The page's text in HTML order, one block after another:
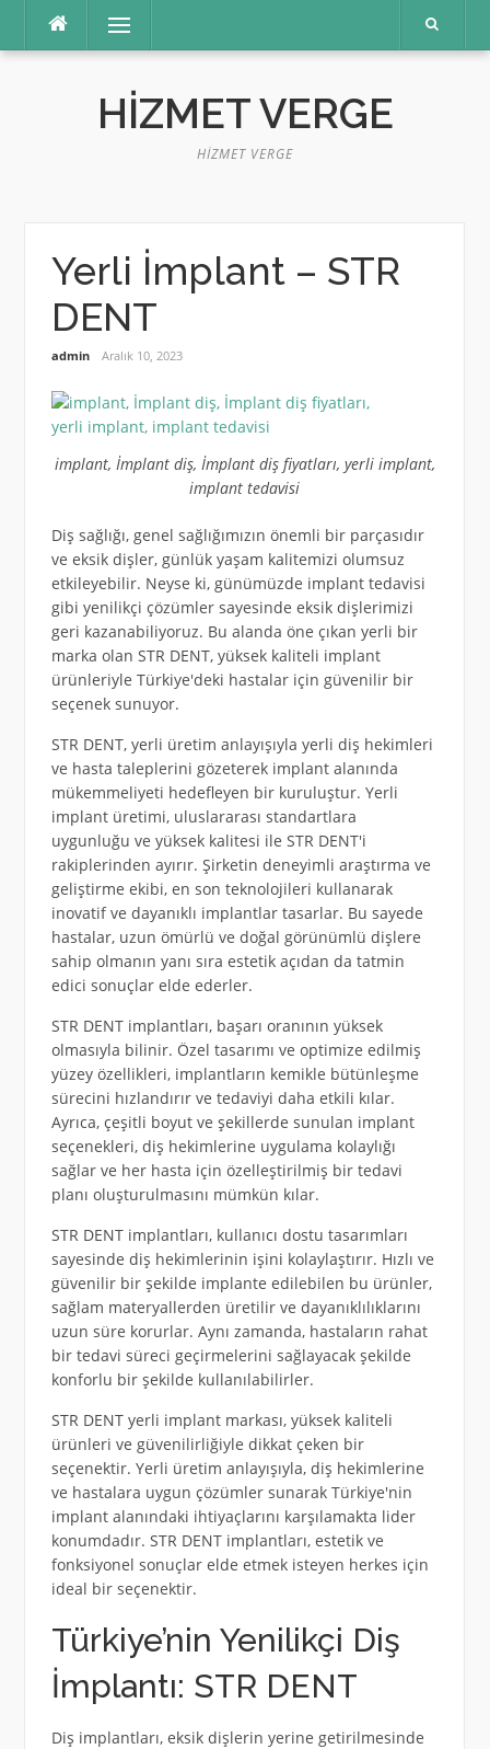
Menü
HIZMET VERGE
HIZMET VERGE
Yerli İmplant – STR
DENT
admin Aralık 10, 2023
implant, İmplant diş, İmplant diş fiyatları, yerli implant,
implant tedavisi
Diş sağlığı, genel sağlığımızın önemli bir parçasıdır
ve eksik dişler, günlük yaşam kalitemizi olumsuz
etkileyebilir. Neyse ki, günümüzde implant tedavisi
gibi yenilikçi çözümler sayesinde eksik dişlerimizi
geri kazanabiliyoruz. Bu alanda öne çıkan yerli bir
marka olan STR DENT, yüksek kaliteli implant
ürünleriyle Türkiye'deki hastalar için güvenilir bir
seçenek sunuyor.
STR DENT, yerli üretim anlayışıyla yerli diş hekimleri
ve hasta taleplerini gözeterek implant alanında
mükemmeliyeti hedefleyen bir kuruluştur. Yerli
implant üretimi, uluslararası standartlara
uygunluğu ve yüksek kalitesi ile STR DENT'i
rakiplerinden ayırır. Şirketin deneyimli araştırma ve
geliştirme ekibi, en son teknolojileri kullanarak
inovatif ve dayanıklı implantlar tasarlar. Bu sayede
hastalar, uzun ömürlü ve doğal görünümlü dişlere
sahip olmanın yanı sıra estetik açıdan da tatmin
edici sonuçlar elde ederler.
STR DENT implantları, başarı oranının yüksek
olmasıyla bilinir. Özel tasarımı ve optimize edilmiş
yüzey özellikleri, implantların kemikle bütünleşme
sürecini hızlandırır ve tedaviyi daha etkili kılar.
Ayrıca, çeşitli boyut ve şekillerde sunulan implant
seçenekleri, diş hekimlerine uygulama kolaylığı
sağlar ve her hasta için özelleştirilmiş bir tedavi
planı oluşturulmasını mümkün kılar.
STR DENT implantları, kullanıcı dostu tasarımları
sayesinde diş hekimlerinin işini kolaylaştırır. Hızlı ve
güvenilir bir şekilde implante edilebilen bu ürünler,
sağlam materyallerden üretilir ve dayanıklılıklarını
uzun süre korurlar. Aynı zamanda, hastaların rahat
bir tedavi süreci geçirmelerini sağlayacak şekilde
konforlu bir şekilde kullanılabilirler.
STR DENT yerli implant markası, yüksek kaliteli
ürünleri ve güvenilirliğiyle dikkat çeken bir
seçenektir. Yerli üretim anlayışıyla, diş hekimlerine
ve hastalara uygun çözümler sunarak Türkiye'nin
implant alanındaki ihtiyaçlarını karşılamakta lider
konumdadır. STR DENT implantları, estetik ve
fonksiyonel sonuçlar elde etmek isteyen herkes için
ideal bir seçenektir.
Türkiye’nin Yenilikçi Diş
İmplantı: STR DENT
Diş implantları, eksik dişlerin yerine getirilmesinde